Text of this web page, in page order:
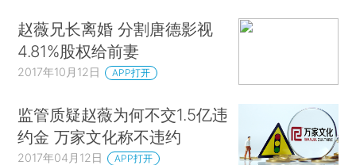
赵薇兄长离婚 分割唐德影视
4.81%股权给前妻
2017年10月12日 APP打开
监管质疑赵薇为何不交1.5亿违
约金 万家文化称不违约
2017年04月12日 APP打开